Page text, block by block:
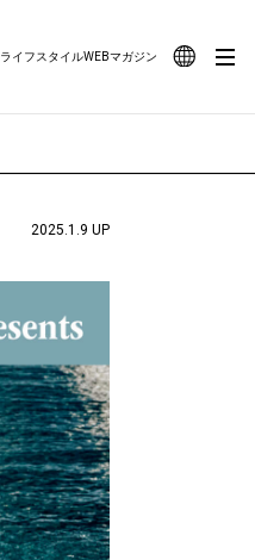
イフスタイルWEBマガジン
#OUTDOOR
2025.1.9 UP